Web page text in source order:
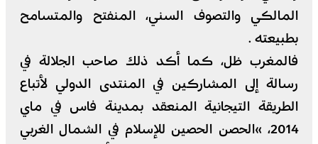
المالكي والتصوف السني، المنفتح والمتسامح
بطبيعته .
فالمغرب ظل، كما أكد ذلك صاحب الجلالة في
رسالة إلى المشاركين في المنتدى الدولي لأتباع
الطريقة التيجانية المنعقد بمدينة فاس في ماي
2014، »الحصن الحصين للإسلام في الشمال الغربي